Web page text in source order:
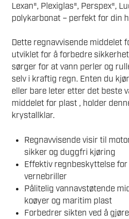
Lexan®, Plexiglas®, Perspex®,
polykarbonat – perfekt for din
Dette regnavvisende middelet
utviklet for å forbedre
sørger for at vann perler og
selv i kraftig regn. Enten du
eller bare leter etter det beste
middelet for plast , holder
krystallklar.
Regnavvisende visir til
sikker og duggfri kjøring
Effektiv regnbeskyttelse
vernebriller
Pålitelig vannavstøtende
koøyer og maritim plast
Forbedrer sikten ved å